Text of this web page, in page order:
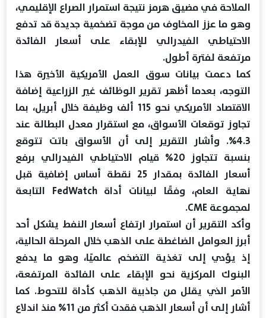
الملاحة في مضيق هرمز نتيجة استمرار الصراع الإقليمي،
وهو ما عزز المخاوف من موجة تضخمية جديدة قد تدفع
الاحتياطي الفيدرالي للإبقاء على أسعار الفائدة
مرتفعة لفترة أطول.
كما دعمت بيانات سوق العمل الأمريكية الأخيرة هذا
التوجه، بعدما أظهر تقرير الوظائف غير الزراعية إضافة
الاقتصاد الأمريكي نحو 115 ألف وظيفة خلال أبريل، بما
تجاوز توقعات الأسواق، مع استقرار معدل البطالة عند
4.3%. وأشار التقرير إلى أن الأسواق باتت تتوقع
بنسبة تتجاوز 20% قيام الاحتياطي الفيدرالي برفع
أسعار الفائدة بمقدار 25 نقطة أساس إضافية قبل
نهاية العام، وفقًا لبيانات أداة FedWatch التابعة
لمجموعة CME.
وأكد التقرير أن استمرار ارتفاع أسعار النفط يشكل أحد
أبرز العوامل الضاغطة على الذهب خلال المرحلة الحالية،
إذ يؤدي إلى تغذية التضخم عالميًا، وهو ما يدفع
البنوك المركزية نحو الإبقاء على الفائدة المرتفعة،
الأمر الذي يقلل من جاذبية الذهب كأداة للتحوط. كما
أشار إلى أن أسعار الذهب فقدت أكثر من 11% منذ اندلاع